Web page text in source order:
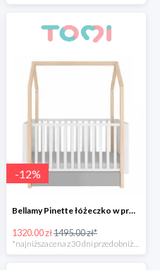
-12%
Bellamy Pinette łóżeczko w promocyjnej cenie
1320.00 zł1495.00 zł*